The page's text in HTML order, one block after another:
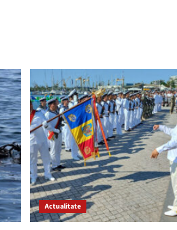
Actualitate